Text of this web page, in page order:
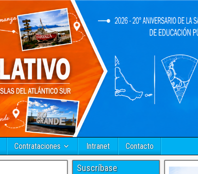
Contrataciones Intranet Contacto
Suscríbase